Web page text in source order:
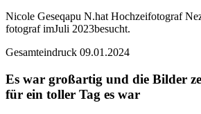
Nicole Geseqapu N.hat Hochzeifotograf
fotograf imJuli 2023besucht.
Gesamteindruck 09.01.2024
Es war großartig und die Bilder
für ein toller Tag es war